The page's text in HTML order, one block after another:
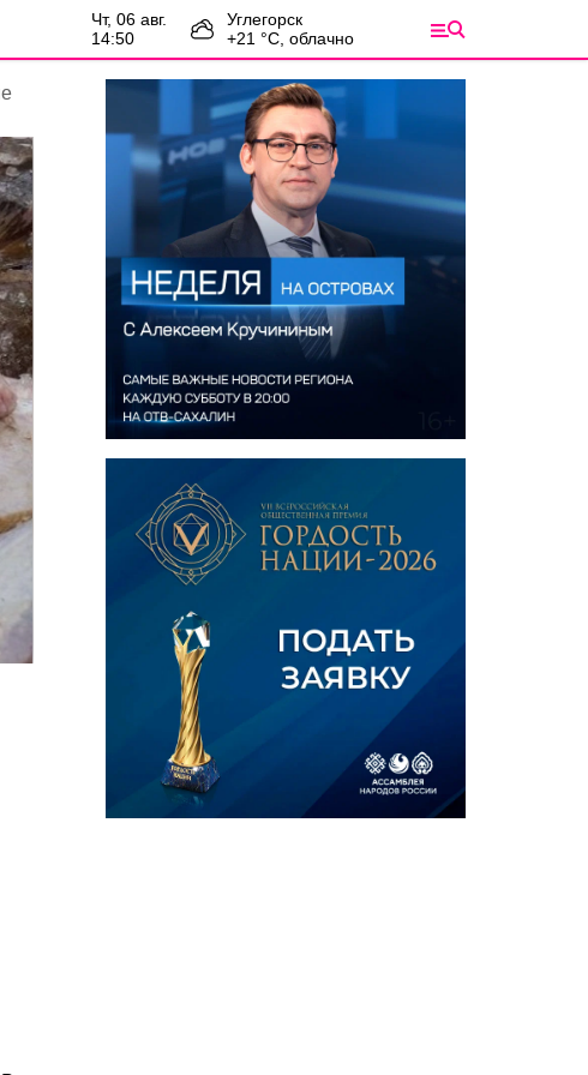
чт, 06 авг.
14:50
Углегорск
+21 °С, облачно